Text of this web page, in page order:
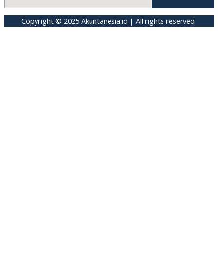
Copyright © 2025 Akuntanesia.id | All rights reserved